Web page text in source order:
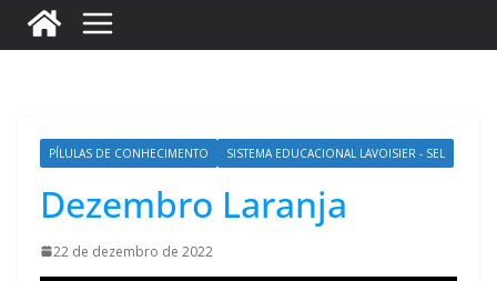
PÍLULAS DE CONHECIMENTO SISTEMA EDUCACIONAL LAVOISIER - SEL
Dezembro Laranja
22 de dezembro de 2022